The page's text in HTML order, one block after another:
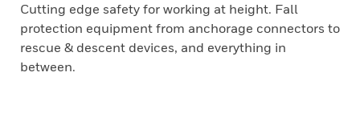
Cutting edge safety for working at height. Fall
protection equipment from anchorage connectors to
rescue & descent devices, and everything in
between.